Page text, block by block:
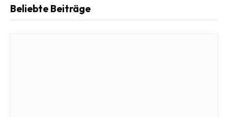
Beliebte Beiträge